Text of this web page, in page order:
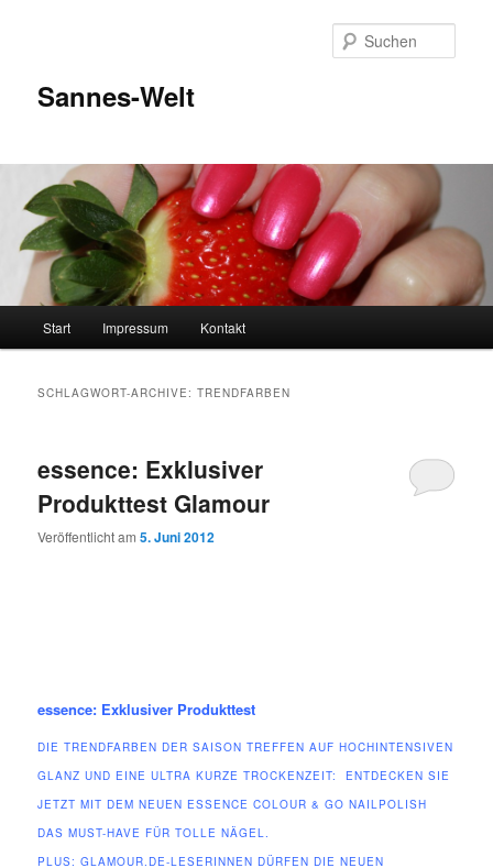
Sannes-Welt
Start Impressum Kontakt
SCHLAGWORT-ARCHIVE:TRENDFARBEN
essence: Exklusiver
Produkttest Glamour
Veröffentlicht am5. Juni 2012
essence: Exklusiver Produkttest
DIE TRENDFARBEN DER SAISON TREFFEN AUF HOCHINTENSIVEN
GLANZ UND EINE ULTRA KURZE TROCKENZEIT: ENTDECKEN SIE
JETZT MIT DEM NEUEN ESSENCE COLOUR & GO NAILPOLISH
DAS MUST-HAVE FÜR TOLLE NÄGEL.
PLUS: GLAMOUR.DE-LESERINNEN DÜRFEN DIE NEUEN